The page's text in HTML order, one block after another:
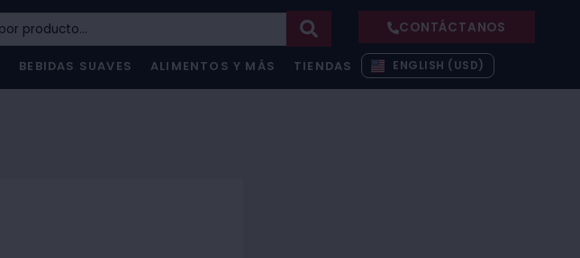
CONTÁCTANOS
BEBIDAS SUAVES ALIMENTOS Y MÁS TIENDAS ENGLISH (USD)